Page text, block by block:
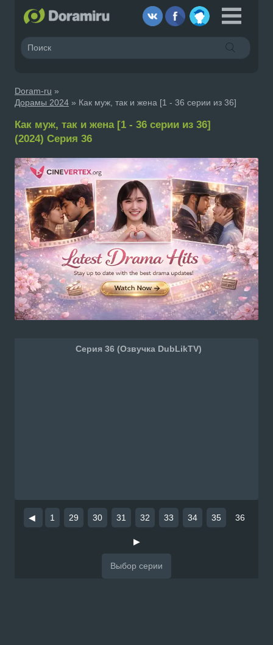
Doram-ru »
Дорамы 2024 » Как муж, так и жена [1 - 36 серии из 36]
Как муж, так и жена [1 - 36 серии из 36]
(2024) Серия 36
Серия 36 (Озвучка DubLikTV)
◀ 1 29 30 31 32 33 34 35 36
▶